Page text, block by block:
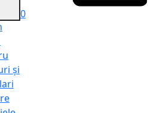
și
0